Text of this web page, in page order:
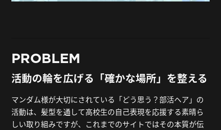
PROBLEM
活動の輪を広げる「確かな場所」を整える
マンダム様が大切にされている「どう思う？部活ヘア」の
活動は、髪型を通して高校生の自己表現を応援する素晴ら
しい取り組みですが、これまでのサイトではその本質が伝